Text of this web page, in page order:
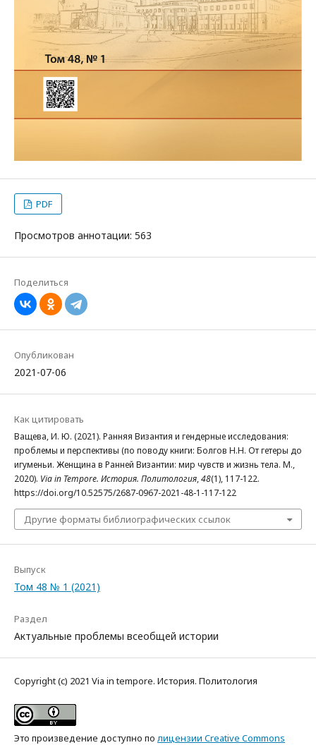
PDF
Просмотров аннотации: 563
Поделиться
Опубликован
2021-07-06
Как цитировать
Ващева, И. Ю. (2021). Ранняя Византия и гендерные исследования:
проблемы и перспективы (по поводу книги: Болгов Н.Н. От гетеры до
игуменьи. Женщина в Ранней Византии: мир чувств и жизнь тела. М.,
2020). Via in Tempore. История. Политология,48(1), 117-122.
https://doi.org/10.52575/2687-0967-2021-48-1-117-122
Другие форматы библиографических ссылок
Выпуск
Том 48 № 1 (2021)
Раздел
Актуальные проблемы всеобщей истории
Copyright (c) 2021 Via in tempore. История. Политология
Это произведение доступно по лицензии Creative Commons